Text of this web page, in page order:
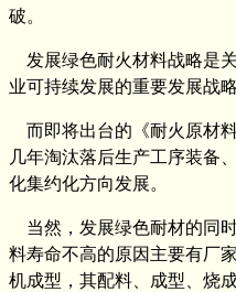
破。
发展绿色耐火材料战略是
业可持续发展的重要发展战略
而即将出台的《耐火原材
几年淘汰落后生产工序装备
化集约化方向发展。
当然，发展绿色耐材的同
料寿命不高的原因主要有厂
机成型，其配料、成型、烧